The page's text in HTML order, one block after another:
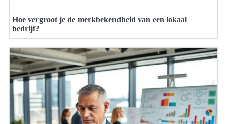
Hoe vergroot je de merkbekendheid van een lokaal
bedrijf?